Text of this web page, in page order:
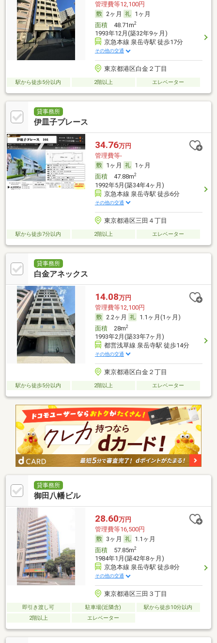
管理費等12,100円
2ヶ月
1ヶ月
面積48.71m2
1993年12月(築32年9ヶ月)
京急本線 泉岳寺駅 徒歩17分
その他の交通
東京都港区白金２丁目
駅から徒歩5分以内 2階以上 エレベーター
貸事務所
伊皿子プレース
34.76万円
管理費等-
1ヶ月
1ヶ月
面積47.88m2
1992年5月(築34年4ヶ月)
京急本線 泉岳寺駅 徒歩6分
その他の交通
東京都港区三田４丁目
駅から徒歩7分以内 2階以上 エレベーター
貸事務所
白金アネックス
14.08万円
管理費等12,100円
2.2ヶ月
1.1ヶ月(1ヶ月)
面積28m2
1993年2月(築33年7ヶ月)
都営浅草線 泉岳寺駅 徒歩14分
その他の交通
東京都港区白金２丁目
駅から徒歩5分以内 2階以上 エレベーター
貸事務所
御田八幡ビル
28.60万円
管理費等16,500円
3ヶ月
1.1ヶ月
面積57.85m2
1984年1月(築42年8ヶ月)
京急本線 泉岳寺駅 徒歩8分
その他の交通
東京都港区三田３丁目
即引き渡し可 駐車場(近隣含)
駅から徒歩10分以内
2階以上
エレベーター